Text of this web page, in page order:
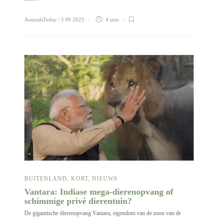
AnimalsToday | 3 09 2025 4 min
BUITENLAND, KORT, NIEUWS
Vantara: Indiase mega-dierenopvang of
schimmige privé dierentuin?
De gigantische dierenopvang Vantara, eigendom van de zoon van de